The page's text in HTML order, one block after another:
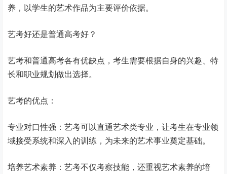
养，以学生的艺术作品为主要评价依据。
艺考好还是普通高考好？
艺考和普通高考各有优缺点，考生需要根据自身的兴趣、特
长和职业规划做出选择。
艺考的优点：
专业对口性强：艺考可以直通艺术类专业，让考生在专业领
域接受系统和深入的训练，为未来的艺术事业奠定基础。
培养艺术素养：艺考不仅考察技能，还重视艺术素养的培